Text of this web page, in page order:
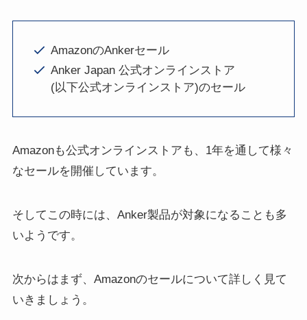
AmazonのAnkerセール
Anker Japan 公式オンラインストア
(以下公式オンラインストア)のセール
Amazonも公式オンラインストアも、1年を通して様々
なセールを開催しています。
そしてこの時には、Anker製品が対象になることも多
いようです。
次からはまず、Amazonのセールについて詳しく見て
いきましょう。